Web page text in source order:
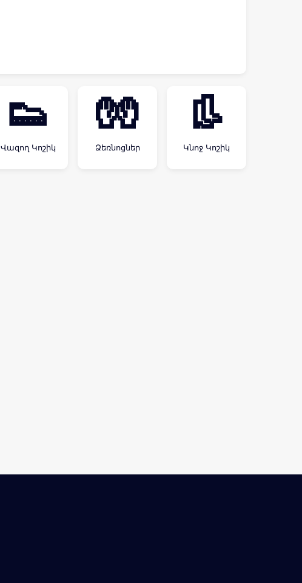
👟
Վազող Կոշիկ
🧤
Ձեռնոցներ
👢
Կնոջ Կոշիկ